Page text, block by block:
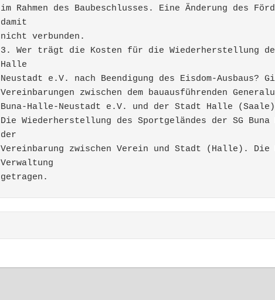
im Rahmen des Baubeschlusses. Eine Änderung des
damit
nicht verbunden.
3. Wer trägt die Kosten für die Wiederherstellung
Halle
Neustadt e.V. nach Beendigung des Eisdom-Ausbaus?
Vereinbarungen zwischen dem bauausführenden
Buna-Halle-Neustadt e.V. und der Stadt Halle
Die Wiederherstellung des Sportgeländes der SG
der
Vereinbarung zwischen Verein und Stadt (Halle). Die
Verwaltung
getragen.